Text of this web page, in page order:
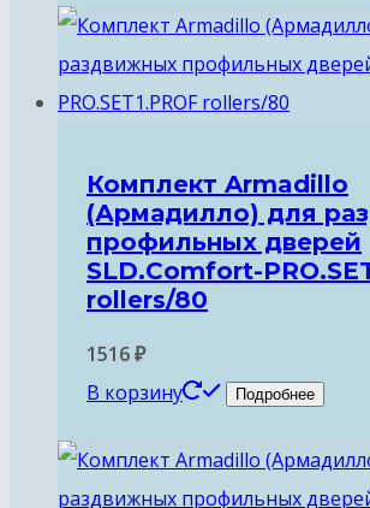
Комплект Armadillo
(Армадилло) для
профильных дверей
SLD.Comfort-
rollers/80
1516₽
В корзину
Подробнее